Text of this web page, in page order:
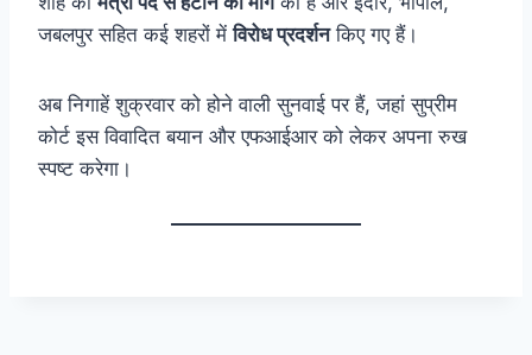
जबलपुर सहित कई शहरों मेंविरोध प्रदर्शनकिए गए हैं।
अब निगाहें शुक्रवार को होने वाली सुनवाई पर हैं, जहां सुप्रीम
कोर्ट इस विवादित बयान और एफआईआर को लेकर अपना रुख
स्पष्ट करेगा।